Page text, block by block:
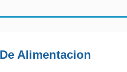
Alimentacion